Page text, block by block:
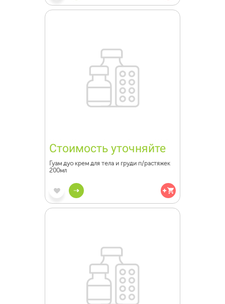
Стоимость уточняйте
Гуам дуо крем для тела и груди п/растяжек
200мл